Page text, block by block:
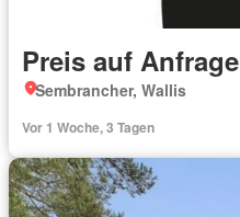
Preis auf Anfrage
Sembrancher, Wallis
Vor 1 Woche, 3 Tagen